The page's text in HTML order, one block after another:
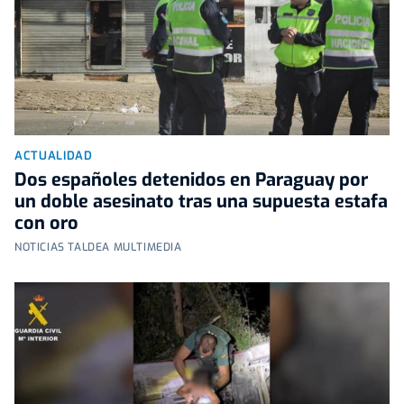
ACTUALIDAD
Dos españoles detenidos en Paraguay por
un doble asesinato tras una supuesta estafa
con oro
NOTICIAS TALDEA MULTIMEDIA